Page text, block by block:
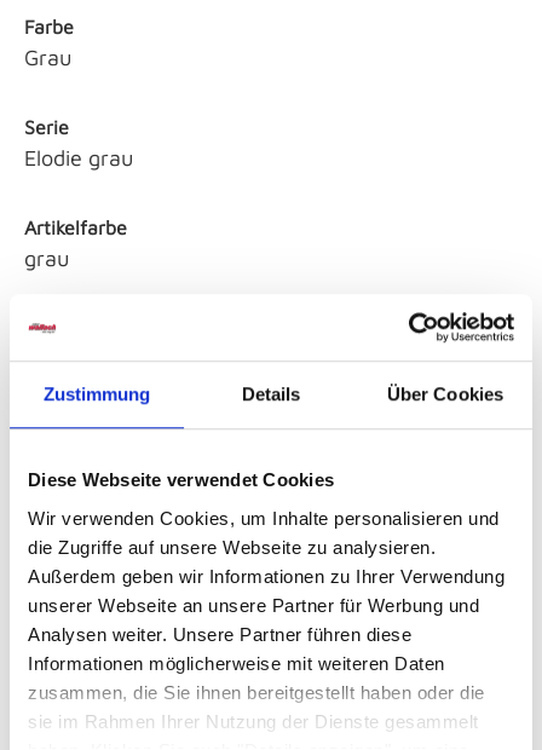
Zustimmung Details Über Cookies
Diese Webseite verwendet Cookies
Wir verwenden Cookies, um Inhalte personalisieren und
die Zugriffe auf unsere Webseite zu analysieren.
Außerdem geben wir Informationen zu Ihrer Verwendung
unserer Webseite an unsere Partner für Werbung und
Analysen weiter. Unsere Partner führen diese
Informationen möglicherweise mit weiteren Daten
zusammen, die Sie ihnen bereitgestellt haben oder die
sie im Rahmen Ihrer Nutzung der Dienste gesammelt
Farbe
Grau
Serie
Elodie grau
Artikelfarbe
grau
Material
Satin
Sicherheitshinweise GPSR
Weitere Varianten und Ausführungen:
Produktgalerie überspringen